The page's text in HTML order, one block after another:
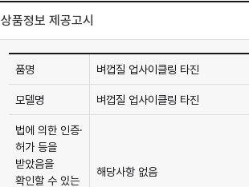
상품정보 제공고시
품명 벼껍질 업사이클링 타진
모델명 벼껍질 업사이클링 타진
법에 의한 인증·
허가 등을
받았음을
확인할 수 있는
해당사항 없음